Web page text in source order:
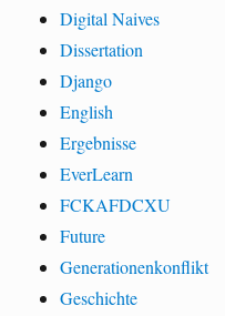
Digital Naives
Dissertation
Django
English
Ergebnisse
EverLearn
FCKAFDCXU
Future
Generationenkonflikt
Geschichte